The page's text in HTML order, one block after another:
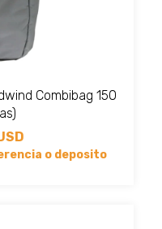
Combibag 150
o deposito